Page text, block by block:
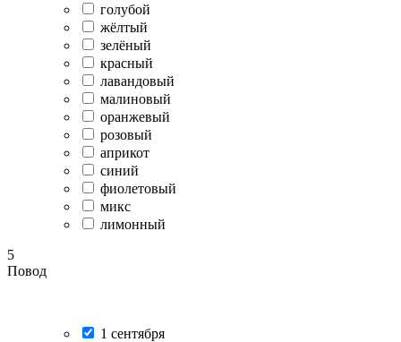
голубой
жёлтый
зелёный
красный
лавандовый
малиновый
оранжевый
розовый
априкот
синий
фиолетовый
микс
лимонный
5
Повод
1 сентября